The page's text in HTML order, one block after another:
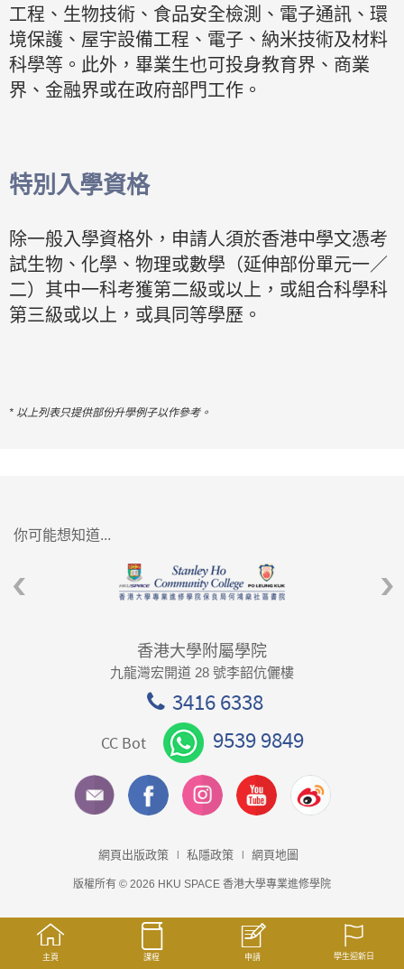
工程、生物技術、食品安全檢測、電子通訊、環
境保護、屋宇設備工程、電子、納米技術及材料
科學等。此外，畢業生也可投身教育界、商業
界、金融界或在政府部門工作。
特別入學資格
除一般入學資格外，申請人須於香港中學文憑考
試生物、化學、物理或數學（延伸部份單元一／
二）其中一科考獲第二級或以上，或組合科學科
第三級或以上，或具同等學歷。
* 以上列表只提供部份升學例子以作參考。
你可能想知道...
香港大學附屬學院
九龍灣宏開道 28 號李韶伉儷樓
3416 6338
CC Bot 9539 9849
網頁出版政策 私隱政策 網頁地圖
版權所有 © 2026 HKU SPACE 香港大學專業進修學院
主頁 課程 申請 學生迎新日